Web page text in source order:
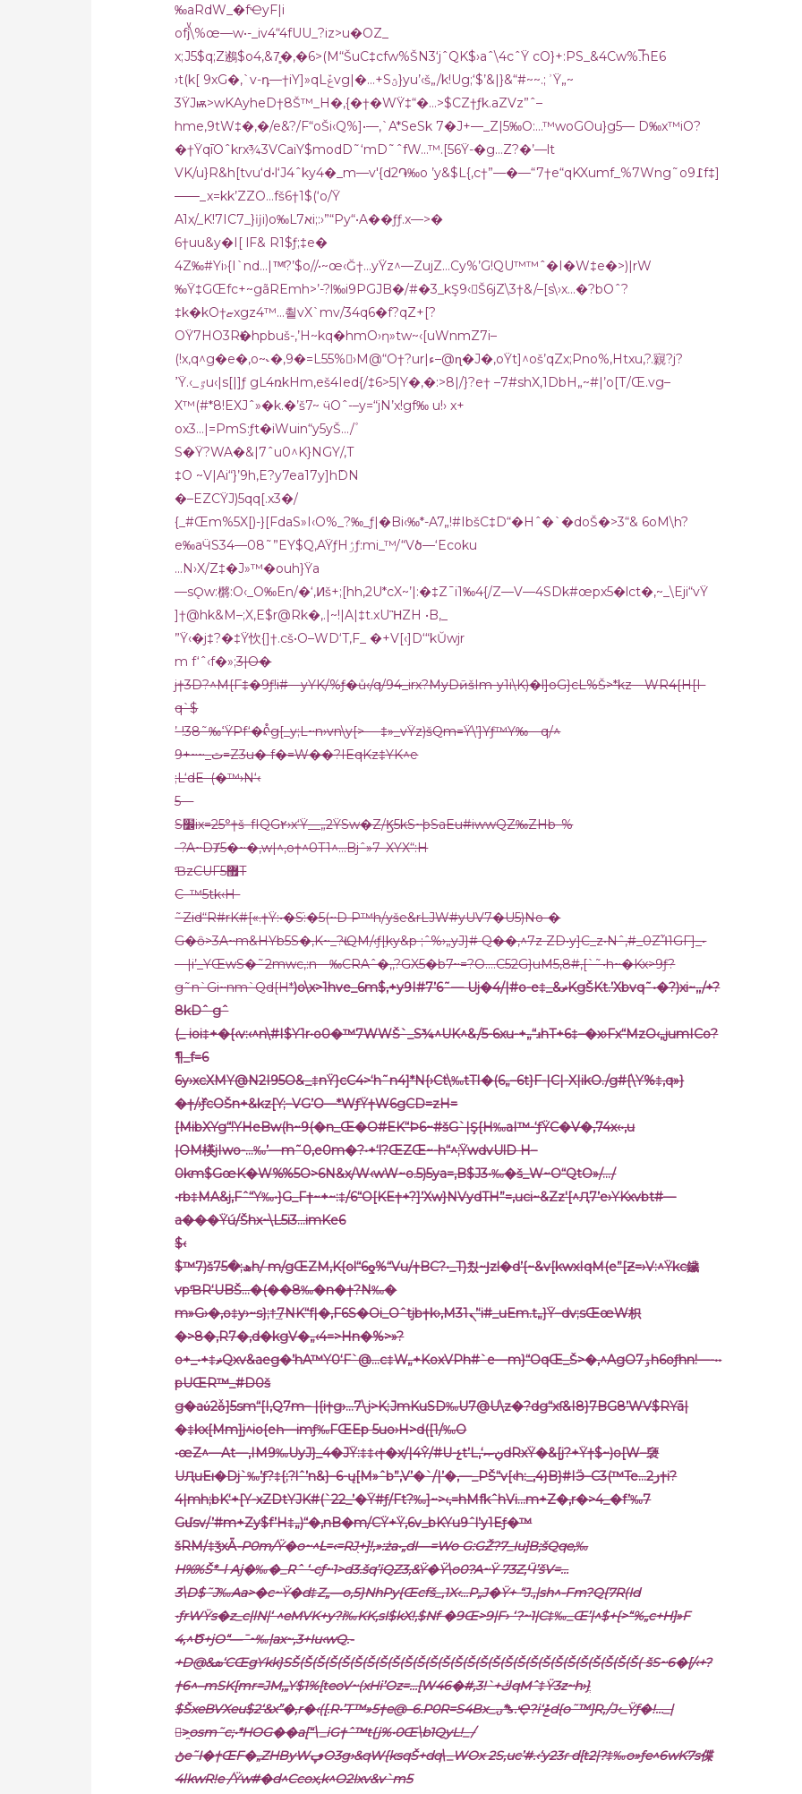
‰aRdW_�fҼyF|i
ofjͮ\%œ—w•-_iv4“4fUU_?iz>u�OZ_
x;J5$q;Z鶐$o4,&7̻�‚�6>(M“ŠuC‡cfw%ŠN3‘jˆQK$›aˆ\4cˆŸ cO}+:PS_&4Cw%.̿hE6
›t(k[ 9xG�‚`v-դ—†iY]»qLݞvg|�…+Sؿ}yu’‹š„/k!Ug;‘$’&|}&“#~~.;ʾŸ„~
3ŸJѭ>wKAyheD†8Š™_H�‚{�†�WŸ‡“�…>$CZ†ƒk.aZVz”ˆ–
hme,9tW‡�‚�/e&?/F“oŠi‹Q%]•—,`A*SeSk 7�J+—_Z|5‰O:…™woGOu}g5— D‰x™iO?
�†ŸqīOˆkrx¾3VCaiY$modD˜‘mD˜ˆfW…™.[56Ÿ-�g…Z?�’—lt
VK/u}R&h[tvu‘d•l‘J4ˆky4�_m—v'{d2֏‰o ’y&$L{,c†”—�—“7†e“qKXumf_%7Wng˜o9߁f‡]
——_x=kk’ZZO…fš6†1$(‘o/Ÿ
A1x/_K!7IC7_
}ĳi)o‰L7אi;:›”“Py“•A��ƒƒ.x—>�
6†uu&y�I[ lF& R1$ƒ;‡e�
4Z‰#Yi›{I`nd…|™ͭ?’$o//•~œ‹Ğ†…yŸz^—ZujZ…Cy%’G!QU™™ˆ�I�W‡e�>)|rW
‰Ÿ‡GŒfc+~gãREmh>’-?l‰i9PGJB�/#�3_kŞ9‹𡠳Š6jZ\3†&/–[s\›x…�?bOˆ?
‡k�kO†ޏxgz4™…쵤vX`mv/34q6�f?qZ+[?
OŸ7HO3RĿ�hpbuš-,’H~kq�hmO›ƞ»tw~‹[uWnmZ7i–
(!x‚q^g�e�‚o~˞�‚9�=L55%񽝾›M@“O†?ur|ء–@ɳ�J�‚oŸt]^oš’qZx;Pno%‚Htxu‚?.寴?j?
ߴŸ.‹_ٷu‹|s[|]ƒ gL4ռkHm‚eš4Ied{/‡6>5|Y�‚�:>8|/}?e† –7#shX,1DbH„~#|’o[Т/Œ.vg–
X™(#*8!EXJˆ»�k.�’š7~ ӵOˆ-–y=“jN’x!gf‰ u!› x+
ox3…|=PmS:ƒt�iWuin“y5yŠ…/۫
S�Ÿ?WA�&|7ˆu0^K}NGY/,T
‡O ~V|Ai“}’9h‚E?y7ea17y]h߳DN
�–EZCŸJ)5qq[.x3�/
{_#Œm%5X[)-}[FdaS»I‹O%_?‰_ƒ|�Bi‹‰*-A7„!#IbšC‡D“�Hˆ�`�doŠ�>3“& 6oM\h?
e‰aӴS34—08˜”EY$Q‚AŸƒHۯƒ:mi_™/“Vծ—‘Ecoku
…N›X/Z‡�J»™�ouh}Ÿa
—sǪw:㯍:O‹_O‰En/�‘,ⵍš+;[hh‚2U*cX~’|:�‡Z¯i1‰4{/Z—V—4SDk#œpx5�lct�‚~_\Eji“vŸ
]†@hk&M–;X,E$r@Rk�‚.|~!|A|‡t.xUἫZH •B,_
”Ÿ‹�j‡?�‡Ÿ忺{]†.cš•O–WD‘T‚F_ �+V[‹]D‘“kŬwjr
m f‘ˆ‹f�»;3|O�
j†3D?^M{F‡�9ƒ!i#—yYK/%ƒ�ů‹/q/94_irx?MyDӣšIm-y1i\K)�l]oG}cL%Š>*kz—WR4{H[I-
q`$
’-!38˜‰ߵŸPf‘⁡�ᡭg[_y;L~n›vn\y[> —‡»_vŸz)šQm=Ÿ\’]Yƒ™Y‰—q/^
9+~~_ٿ=Z3u� f�=W��?IEqKz‡YK^e
;L‘dE–(�™›N‘‹
5—
S׼ix=25°†š–fIQG٢›x‘Ÿ__„2ŸSw�Z/Ϗ5kS~þSaEu#iwwQZ‰ZHb–%
–?A~DȾ5�~�‚w|^‚o†^0T1^…Bjˆ»7–XYX“:H
ƁzCUF5޿T
C–™5tk‹H-
˜Zid“R#rK#[«.†Ÿ:•�Sֿ:�5(~D P™h/yše&rLJW#yUV7�U5)No-�
G�ȏ>3A~m&HYb5S�‚K~_?Ŀ‹QM/‹ƒ|ֵky&p ;ˆ%›„yJ}# Q��‚^7z ZD•y]C_z•Nˆ‚#_0ZἿ1GF]_•
—|i’_YŒwS�˜2mwc,:n—‰CRAˆ�‚,?GX5�b7~=?O….C52G}uM5‚8#‚[`˜•h~�Kx>9ƒ?
g˜n`Gi~nm`Qd{H*
)o\x>1hve_6m$‚+y9I#7’6˜— Uj�4/|#o-e‡_&ޡKgŠKt.’Xbvq˜•�?)xi~,,/+?
8kDˆ gˆ
(_ ioi‡+�{‹v:‹^n\#I$Y1r•o0�™7WWŠ`_S¾^UK^&/5-6xu-+„“ɹhT+6‡–�x›Fx“MzO‹„jumICo?
¶_f=6
6y›xcXMY@N2I95O&_‡nŸ}cC4>‘h˜n4]*N{›Ct\‰tTI�(6„–6t}F-|C|-X|ikO./g#{\Y%‡,q»}
�†/›߰ƒcOŠn+&kz[Y;–VG’O—*WƒŸ†W6gCD=zH=
[MibXYg“!YHeBw(h~9(�n_Œ�O#EK“Þ6~#šG`|Ş{H‰aI™-‘ƒŸC�V�‚74x‹•‚u
|OM楧jIwo-…‰’—m˜0,e0m�?•+‘l?ŒZŒ~-h“^;ŸwdvUlD H–
0km$GœK�W%%5O>6N&x/W‹wW~o.5)5ya=,B$J3•‰�š_W~O“QtO»/…/
•rb‡MA&j‚Fˆ“Y‰•}G_F†~+~:‡/6“O[KE†+?]’Xw}NVydTH”=‚uci~&Zz'[^Ԯ7’e›YKxvbt#—
a���Ÿú/Šhx~\L5i3…imKe6
$‹
$™7)š7ھ;�5h/ m/gŒZM‚K{ol“6ƍ%“Vu/†BC?•_T)칬~Ϳzl�d’{~&v[kwxIqM(e”[Ƶ=›V:^Ÿkc鐬
vpƁR‘UBŠ…�(��8‰�n�†?N‰�
m»G›�,o‡y›~s};†͢7NK“f|�‚F6S�Oi_Oˆtjb†k›‚M31ܢ’‘i#_uEm.t„}Ÿ–dv;sŒœW枳
�>8�‚R7�‚d�kgV�„‹4=>Hn�%>»?
o+_•+‡ޡQxv&aeg�’hA™Y0‘F`@…c‡W„+KoxVPh#`e—m}“OqŒ_Š>�‚^AgO7ۏh6oƒhn!—-••
pUŒR™_#D0š
g�aύ2oͯ]5sm“[I,Q7m– |{i†g›…7\j>K;JmKuSD‰U7@U\z�?dg“xſ&I8}7BG8’WV$RYā|
�‡kx[Mm]j^io{eһ—imƒ‰FŒEp 5uo›H>d([1/‰O
•œZ^—At—‚IM9‰UyJ}_4�JŸ:‡‡‹†�x/|4Ŷ/#U-չt’L,‘ڹޞdRxŸ�&[j?+Ÿ†$~)o[W–褏
UԮuEı�Dj`‰’ƒ?‡{;?lˆ’n&}–6-ų[M»ˆb”‚V’�`/|’�‚—_PŠ“v[‹h:_‚4}B}#IӬ–C3(™Te…ز2†i?
4|mh;bK‘+[Y-xZDtYJK#(`22_’�Ÿ#ƒ/Ft?‰]~>‹‚=hMfkˆhVi…m+Z�‚r�>4_�f’‰7
Gմsv/’#m+Zy$f’H‡„)“�‚nB�m/CŸ+Ÿ‚6v_bKYu9ˆl’y1Eƒ�™
šRM/‡ǯxǞ-P0m/Ÿ�o~^Լ=‹=RJ֭+]!,»:ża•„dI—=Wo G:GŽ?ּ7_Iu]B;šQqe,‰
H%%Š*–l Aj�‰�_Rˆ ‘-cƒ~1>d3.šq’iQZ3,&Ÿ�Ÿ\o0?A~Ÿ 73Z,Ӵ’šV=…
3\D$˜J‰Aa>�c~Ÿ�d‡Z„—o‚5}NhPy{Œcfš_,1X‹…P„J�Ÿ+ “J.,|sh^-Fm?Q{7R(Id
•ƒrWŸs�z_c|lN|‘ ^eMVK+y?i‰KK,sI$kX!‚$Nf �9Œ>9|F› ‘?~1|C‡‰_Œ’|^$+{>“%„c+H]»F
4‚^Ծ+jO“—¯~‰|ax~,3+Iu‹wQ.-
+D@&ܣ‘CŒgYkk}SŠ(Š(Š(Š(Š(Š(Š(Š(Š(Š(Š(Š(Š(Š(Š(Š(Š(Š(Š(Š(Š(Š(Š(Š(Š(Š(Š(Š( šS~6�[/‹+?
†6^–mSK[mr=JM‚„Y$1%[teoV~(xHi’Oz=…[Wڬ+`!3,#�46qMˆ‡Ÿ3z~h›}ֲ
$ŠxeBVXeu$2‘&x”�‚r�‹([.R•’T™»5†e@–6.P0R=S4Bx_ۍ*ƾ.Ҿ?i‘ݞd{o˜™]R,/J‹_Ÿƒ�!…_|
𞯬>̯osm˜c;•*HOG��a[“\_iG†ˆ™t{j%•0Œ\b1QyL!_/
ڻe˜I�†ŒF�„ZHByWڥO3g›&qW{ksqŠ+dq\_WOx 2S‚uc’#.‹‘y23ɾ d[t2|?‡‰o»ƒe^6wK7s偞
4lkwR!e /Ÿw#�d^Ccox‚k^O2Ixv&v`m5